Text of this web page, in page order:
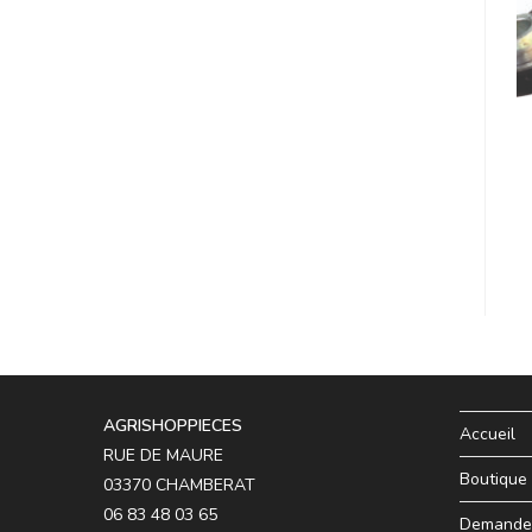
AGRISHOPPIECES
RUE DE MAURE
03370 CHAMBERAT
06 83 48 03 65
Accueil
Boutique